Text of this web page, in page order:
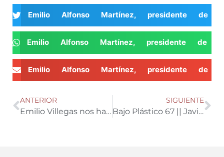
Emilio Alfonso Martínez, presidente
Emilio Alfonso Martínez, presidente
Emilio Alfonso Martínez, presidente
ANTERIOR
Emilio Villegas nos habla sobre los cuidados de la dipladenia
SIGUIENTE
Bajo Plástico 67 || Javier Castillo, responsable de la Rama Agraria de EFA Campomar